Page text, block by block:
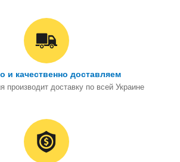
и качественно доставляем
производит доставку по всей Украине